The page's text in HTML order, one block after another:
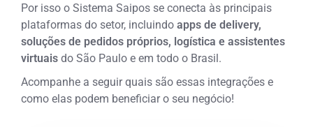
Por isso o Sistema Saipos se conecta às principais
plataformas do setor, incluindoapps de delivery,
soluções de pedidos próprios, logística e assistentes
virtuais do São Paulo e em todo o Brasil.
Acompanhe a seguir quais são essas integrações e
como elas podem beneficiar o seu negócio!